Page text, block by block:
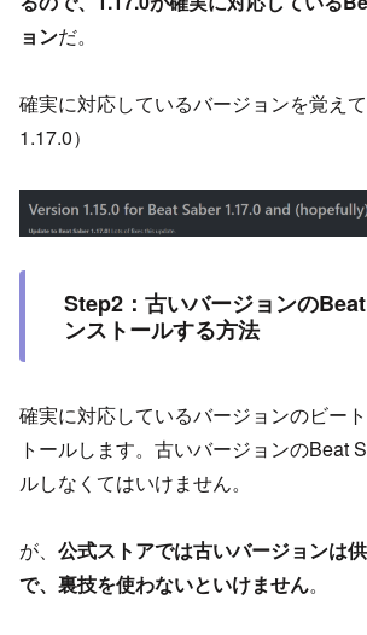
ョンだ。
確実に対応しているバージョンを覚えて
1.17.0）
Step2：古いバージョンの
ンストールする方法
確実に対応しているバージョンのビー
トールします。古いバージョンのBeat
ルしなくてはいけません。
が、 公式ストアでは古いバージョンは
で、裏技を使わないといけません。